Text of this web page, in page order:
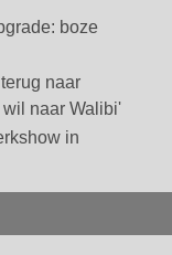
boze
naar
naar Walibi'
in